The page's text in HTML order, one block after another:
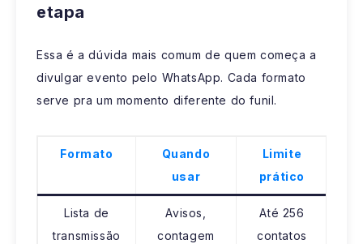
etapa
Essa é a dúvida mais comum de quem começa a
divulgar evento pelo WhatsApp. Cada formato
serve pra um momento diferente do funil.
Formato
Quando
usar
Limite
prático
Lista de
transmissão
Avisos,
contagem
Até 256
contatos